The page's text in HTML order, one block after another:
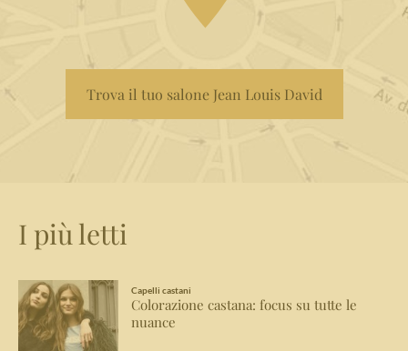
Trova il tuo salone Jean Louis David
I più letti
Capelli castani
Colorazione castana: focus su tutte le
nuance